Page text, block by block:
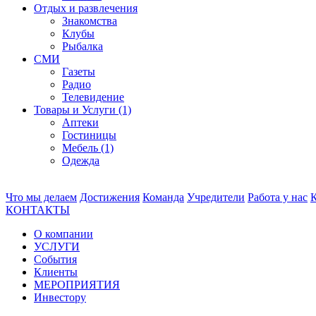
Отдых и развлечения
Знакомства
Клубы
Рыбалка
СМИ
Газеты
Радио
Телевидение
Товары и Услуги (1)
Аптеки
Гостиницы
Мебель (1)
Одежда
Что мы делаем Достижения Команда Учредители Работа у нас
КОНТАКТЫ
О компании
УСЛУГИ
События
Клиенты
МЕРОПРИЯТИЯ
Инвестору